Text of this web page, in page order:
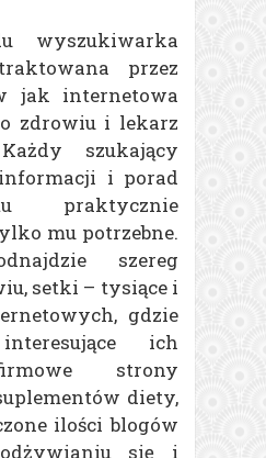
wyszukiwarka
przez
jak internetowa
zdrowiu i lekarz
szukający
i porad
praktycznie
mu potrzebne.
szereg
setki – tysiące i
gdzie
ich
strony
diety,
ilości blogów
się i